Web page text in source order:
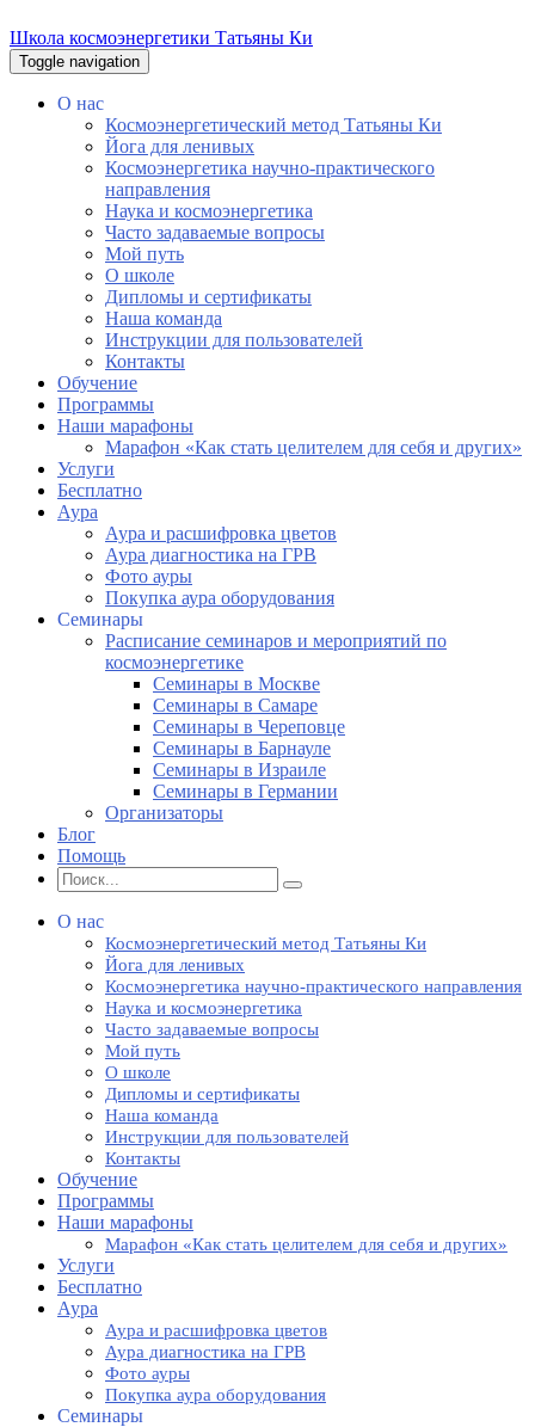
Школа космоэнергетики Татьяны Ки
Toggle navigation
О нас
Космоэнергетический метод Татьяны Ки
Йога для ленивых
Космоэнергетика научно-практического
направления
Наука и космоэнергетика
Часто задаваемые вопросы
Мой путь
О школе
Дипломы и сертификаты
Наша команда
Инструкции для пользователей
Контакты
Обучение
Программы
Наши марафоны
Марафон «Как стать целителем для себя и других»
Услуги
Бесплатно
Аура
Аура и расшифровка цветов
Аура диагностика на ГРВ
Фото ауры
Покупка аура оборудования
Семинары
Расписание семинаров и мероприятий по
космоэнергетике
Семинары в Москве
Семинары в Самаре
Семинары в Череповце
Семинары в Барнауле
Семинары в Израиле
Семинары в Германии
Организаторы
Блог
Помощь
О нас
Космоэнергетический метод Татьяны Ки
Йога для ленивых
Космоэнергетика научно-практического направления
Наука и космоэнергетика
Часто задаваемые вопросы
Мой путь
О школе
Дипломы и сертификаты
Наша команда
Инструкции для пользователей
Контакты
Обучение
Программы
Наши марафоны
Марафон «Как стать целителем для себя и других»
Услуги
Бесплатно
Аура
Аура и расшифровка цветов
Аура диагностика на ГРВ
Фото ауры
Покупка аура оборудования
Семинары